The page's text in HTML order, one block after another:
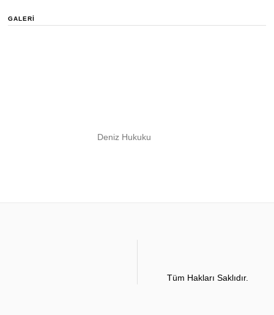
GALERI
Deniz Hukuku
Tüm Hakları Saklıdır.